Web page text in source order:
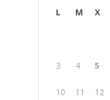
L M X
3 4 5
10 11 12